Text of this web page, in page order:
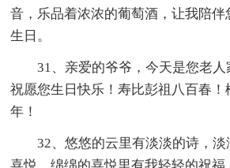
音，乐品着浓浓的葡萄酒，让我陪伴
生日。
31、亲爱的爷爷，今天是您老
祝愿您生日快乐！寿比彭祖八百春！
年！
32、悠悠的云里有淡淡的诗，
喜悦，绵绵的喜悦里有我轻轻的祝福